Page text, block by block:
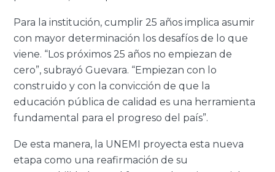
Para la institución, cumplir 25 años implica asumir
con mayor determinación los desafíos de lo que
viene. “Los próximos 25 años no empiezan de
cero”, subrayó Guevara. “Empiezan con lo
construido y con la convicción de que la
educación pública de calidad es una herramienta
fundamental para el progreso del país”.
De esta manera, la UNEMI proyecta esta nueva
etapa como una reafirmación de su